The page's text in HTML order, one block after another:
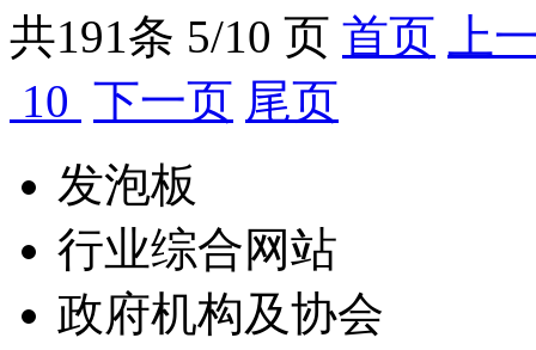
共191条 5/10 页 首页
上
10 下一页 尾页
发泡板
行业综合网站
政府机构及协会